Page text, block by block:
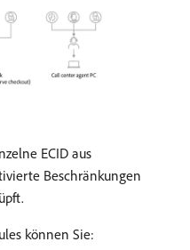
ECID aus
Beschränkungen
können Sie: